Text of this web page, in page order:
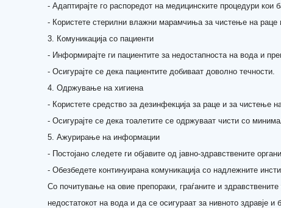
- Адаптирајте го распоредот на медицинските процедури кои
- Користете стерилни влажни марамчиња за чистење на раце
3. Комуникација со пациенти
- Информирајте ги пациентите за недостапноста на вода и
- Осигурајте се дека пациентите добиваат доволно течности.
4. Одржување на хигиена
- Користете средство за дезинфекција за раце и за чистење
- Осигурајте се дека тоалетите се одржуваат чисти со
5. Ажурирање на информации
- Постојано следете ги објавите од јавно-здравствените
- Обезбедете континуирана комуникација со надлежните
Со почитување на овие препораки, граѓаните и
недостатокот на вода и да се осигураат за нивното здравје и